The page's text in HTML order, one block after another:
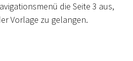
die Seite 3 aus,
Vorlage zu gelangen.